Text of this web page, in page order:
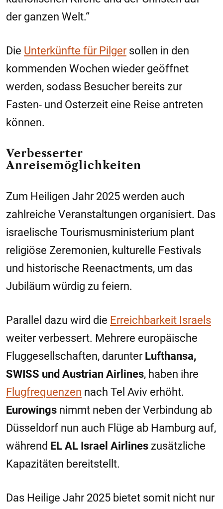
der ganzen Welt.“
Die Unterkünfte für Pilgersollen in den
kommenden Wochen wieder geöffnet
werden, sodass Besucher bereits zur
Fasten- und Osterzeit eine Reise antreten
können.
Verbesserter
Anreisemöglichkeiten
Zum Heiligen Jahr 2025 werden auch
zahlreiche Veranstaltungen organisiert. Das
israelische Tourismusministerium plant
religiöse Zeremonien, kulturelle Festivals
und historische Reenactments, um das
Jubiläum würdig zu feiern.
Parallel dazu wird die Erreichbarkeit Israels
weiter verbessert. Mehrere europäische
Fluggesellschaften, darunter Lufthansa,
SWISS und Austrian Airlines, haben ihre
Flugfrequenzen nach Tel Aviv erhöht.
Eurowings nimmt neben der Verbindung ab
Düsseldorf nun auch Flüge ab Hamburg auf,
während EL AL Israel Airlines zusätzliche
Kapazitäten bereitstellt.
Das Heilige Jahr 2025 bietet somit nicht nur